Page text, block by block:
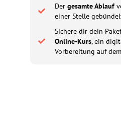
Der gesamte Ablauf
einer Stelle
Sichere dir dein
Online-Kurs, ein
Vorbereitung auf